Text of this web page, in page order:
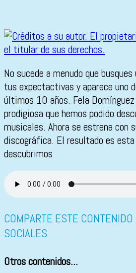
No sucede a menudo que
tus expectactivas y aparece uno
últimos 10 años. Fela
prodigiosa que hemos podido
musicales. Ahora se estrena con
discográfica. El resultado es
descubrimos
COMPARTE ESTE
SOCIALES
Otros contenidos...